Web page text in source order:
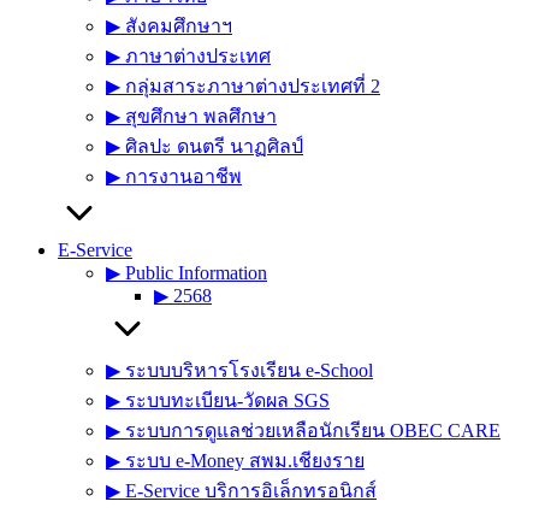
▶︎ สังคมศึกษาฯ
▶︎ ภาษาต่างประเทศ
▶︎ กลุ่มสาระภาษาต่างประเทศที่ 2
▶︎ สุขศึกษา พลศึกษา
▶︎ ศิลปะ ดนตรี นาฏศิลป์
▶︎ การงานอาชีพ
E-Service
▶︎ Public Information
▶︎ 2568
▶︎ ระบบบริหารโรงเรียน e-School
▶︎ ระบบทะเบียน-วัดผล SGS
▶︎ ระบบการดูแลช่วยเหลือนักเรียน OBEC CARE
▶︎ ระบบ e-Money สพม.เชียงราย
▶︎ E-Service บริการอิเล็กทรอนิกส์